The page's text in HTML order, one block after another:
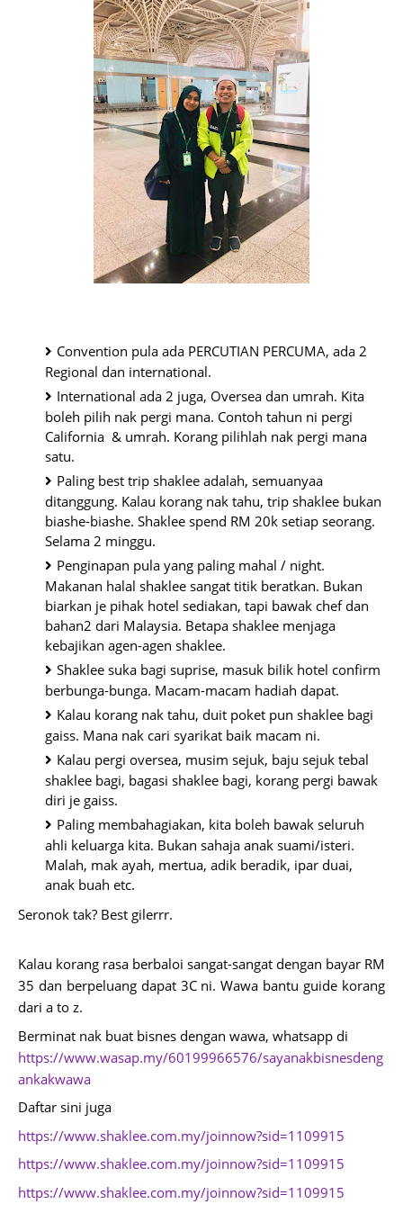
Convention pula ada PERCUTIAN PERCUMA, ada 2
Regional dan international.
International ada 2 juga, Oversea dan umrah. Kita
boleh pilih nak pergi mana. Contoh tahun ni pergi
California  & umrah. Korang pilihlah nak pergi mana
satu.
Paling best trip shaklee adalah, semuanyaa
ditanggung. Kalau korang nak tahu, trip shaklee bukan
biashe-biashe. Shaklee spend RM 20k setiap seorang.
Selama 2 minggu.
Penginapan pula yang paling mahal / night.
Makanan halal shaklee sangat titik beratkan. Bukan
biarkan je pihak hotel sediakan, tapi bawak chef dan
bahan2 dari Malaysia. Betapa shaklee menjaga
kebajikan agen-agen shaklee.
Shaklee suka bagi suprise, masuk bilik hotel confirm
berbunga-bunga. Macam-macam hadiah dapat.
Kalau korang nak tahu, duit poket pun shaklee bagi
gaiss. Mana nak cari syarikat baik macam ni.
Kalau pergi oversea, musim sejuk, baju sejuk tebal
shaklee bagi, bagasi shaklee bagi, korang pergi bawak
diri je gaiss.
Paling membahagiakan, kita boleh bawak seluruh
ahli keluarga kita. Bukan sahaja anak suami/isteri.
Malah, mak ayah, mertua, adik beradik, ipar duai,
anak buah etc.
Seronok tak? Best gilerrr.
Kalau korang rasa berbaloi sangat-sangat dengan bayar RM
35 dan berpeluang dapat 3C ni. Wawa bantu guide korang
dari a to z.
Berminat nak buat bisnes dengan wawa, whatsapp di
https://www.wasap.my/60199966576/sayanakbisnesdeng
ankakwawa
Daftar sini juga
https://www.shaklee.com.my/joinnow?sid=1109915
https://www.shaklee.com.my/joinnow?sid=1109915
https://www.shaklee.com.my/joinnow?sid=1109915